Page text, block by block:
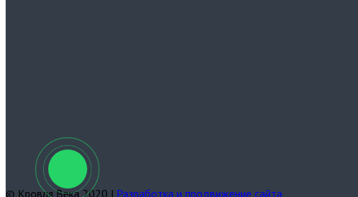
© Кровля Века 2020 | Разработка и продвижение сайта